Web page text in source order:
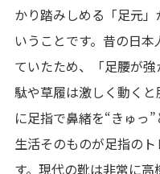
かり踏みしめる「足元
いうことです。昔の日
ていたため、「足腰が
駄や草履は激しく動く
に足指で鼻緒を“きゅっ
生活そのものが足指の
す。現代の靴は非常に